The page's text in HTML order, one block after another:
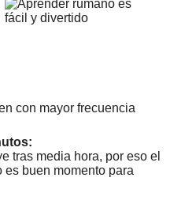
con mayor frecuencia
tras media hora, por eso el
es buen momento para